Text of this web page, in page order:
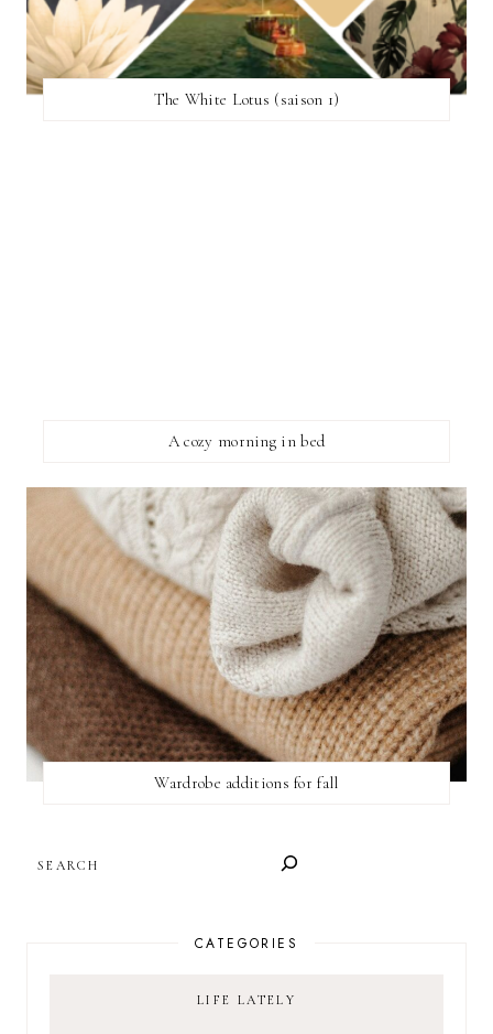
The White Lotus (saison 1)
A cozy morning in bed
Wardrobe additions for fall
CATEGORIES
LIFE LATELY